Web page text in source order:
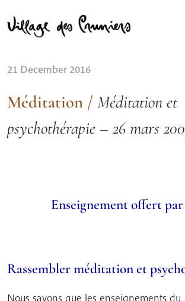
to
content
for:
21 December 2016
Méditation / Méditation et
psychothérapie – 26 mars
Enseignement offert
Rassembler méditation et
Nous savons que les enseignements du